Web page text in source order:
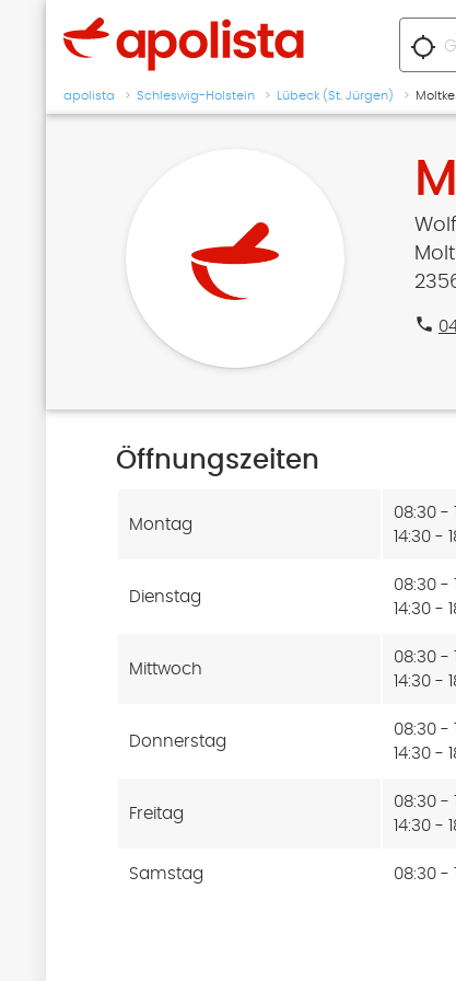
location_searching
apolista Schleswig-Holstein Lübeck (St. Jürgen)
phone
Öffnungszeiten
Montag
08:30 -
14:30 -
Dienstag
08:30 -
14:30 -
Mittwoch
08:30 -
14:30 -
Donnerstag
08:30 -
14:30 -
Freitag
08:30 -
14:30 -
Samstag 08:30 -